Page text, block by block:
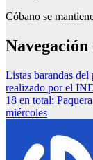
Cóbano se
Listas barandas del
realizado por el
18 en total:
miércoles